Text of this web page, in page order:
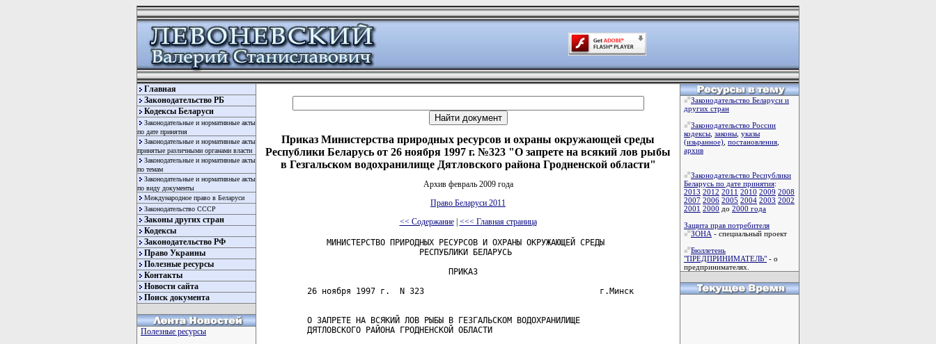
Главная
Законодательство РБ
Кодексы Беларуси
Законодательные и нормативные акты
по дате принятия
Законодательные и нормативные акты
принятые различными органами власти
Законодательные и нормативные акты
по темам
Законодательные и нормативные акты
по виду документы
Международное право в Беларуси
Законодательство СССР
Законы других стран
Кодексы
Законодательство РФ
Право Украины
Полезные ресурсы
Контакты
Новости сайта
Поиск документа
Полезные ресурсы
Приказ Министерства природных ресурсов и охраны окружающей среды
Республики Беларусь от 26 ноября 1997 г. №323 "О запрете на всякий лов рыбы
в Гезгальском водохранилище Дятловского района Гродненской области"
Архив февраль 2009 года
Право Беларуси 2011
<< Содержание| <<< Главная страница
     МИНИСТЕРСТВО ПРИРОДНЫХ РЕСУРСОВ И ОХРАНЫ ОКРУЖАЮЩЕЙ СРЕДЫ
                        РЕСПУБЛИКИ БЕЛАРУСЬ
                              ПРИКАЗ
26 ноября 1997 г.  N 323                                    г.Минск
О ЗАПРЕТЕ НА ВСЯКИЙ ЛОВ РЫБЫ В ГЕЗГАЛЬСКОМ ВОДОХРАНИЛИЩЕ
ДЯТЛОВСКОГО РАЙОНА ГРОДНЕНСКОЙ ОБЛАСТИ
Законодательство Беларуси и
других стран
Законодательство России
кодексы законы указы
(изьранное) постановления
архив
Законодательство Республики
Беларусь по дате принятия:
2013 2012 2011 2010 2009 2008
2007 2006 2005 2004 2003 2002
2001 2000 до 2000 года
Защита прав потребителя
ЗОНА - специальный проект
Бюллетень
"ПРЕДПРИНИМАТЕЛЬ" - о
предпринимателях.